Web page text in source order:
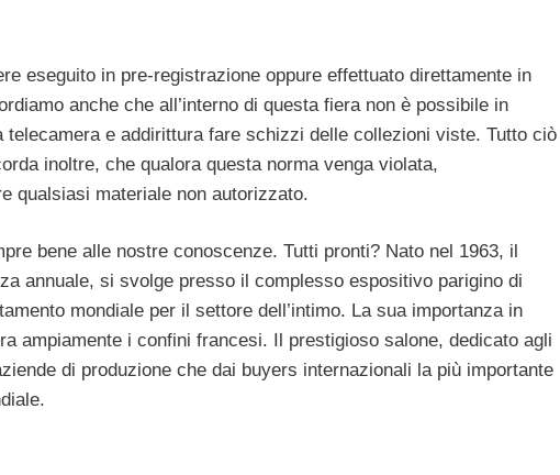
eseguito in pre-registrazione oppure effettuato direttamente in
anche che all’interno di questa fiera non è possibile in
e addirittura fare schizzi delle collezioni viste. Tutto ciò
inoltre, che qualora questa norma venga violata,
qualsiasi materiale non autorizzato.
bene alle nostre conoscenze. Tutti pronti? Nato nel 1963, il
annuale, si svolge presso il complesso espositivo parigino di
mondiale per il settore dell’intimo. La sua importanza in
ampiamente i confini francesi. Il prestigioso salone, dedicato agli
di produzione che dai buyers internazionali la più importante